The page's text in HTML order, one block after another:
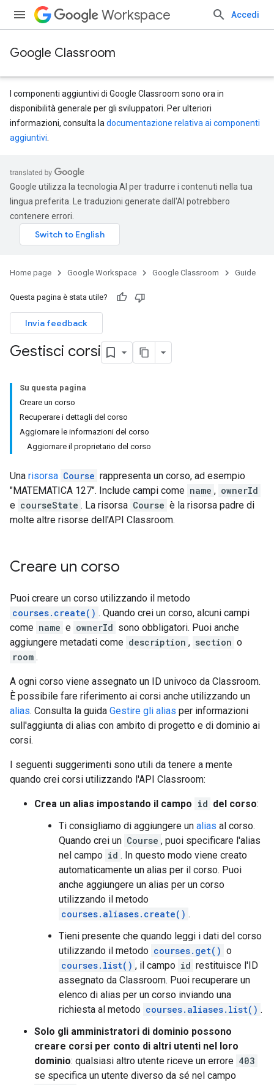
Workspace Accedi
Google Classroom
I componenti aggiuntivi di Google Classroom sono ora in
disponibilità generale per gli sviluppatori. Per ulteriori
informazioni, consulta la documentazione relativa ai componenti
aggiuntivi
Google utilizza la tecnologia AI per tradurre i contenuti nella tua
lingua preferita. Le traduzioni generate dall'AI potrebbero
contenere errori.
Home page Google Workspace Google Classroom Guide
Questa pagina è stata utile?
Invia feedback
Gestisci corsi
Su questa pagina
Creare un corso
Recuperare i dettagli del corso
Aggiornare le informazioni del corso
Aggiornare il proprietario del corso
Una risorsa Course rappresenta un corso, ad esempio
"MATEMATICA 127". Include campi come name , ownerId
e courseState . La risorsa Course è la risorsa padre di
molte altre risorse dell'API Classroom.
Creare un corso
Puoi creare un corso utilizzando il metodo
courses.create() . Quando crei un corso, alcuni campi
come name e ownerId sono obbligatori. Puoi anche
aggiungere metadati come description , section o
room .
A ogni corso viene assegnato un ID univoco da Classroom.
È possibile fare riferimento ai corsi anche utilizzando un
alias. Consulta la guida Gestire gli alias per informazioni
sull'aggiunta di alias con ambito di progetto e di dominio ai
corsi.
I seguenti suggerimenti sono utili da tenere a mente
quando crei corsi utilizzando l'API Classroom:
Crea un alias impostando il campo id del corso:
Ti consigliamo di aggiungere un alias al corso.
Quando crei un Course , puoi specificare l'alias
nel campo id . In questo modo viene creato
automaticamente un alias per il corso. Puoi
anche aggiungere un alias per un corso
utilizzando il metodo
courses.aliases.create() .
Tieni presente che quando leggi i dati del corso
utilizzando il metodo courses.get() o
courses.list() , il campo id restituisce l'ID
assegnato da Classroom. Puoi recuperare un
elenco di alias per un corso inviando una
richiesta al metodo courses.aliases.list() .
Solo gli amministratori di dominio possono
creare corsi per conto di altri utenti nel loro
dominio: qualsiasi altro utente riceve un errore 403
se specifica un utente diverso da sé nel campo